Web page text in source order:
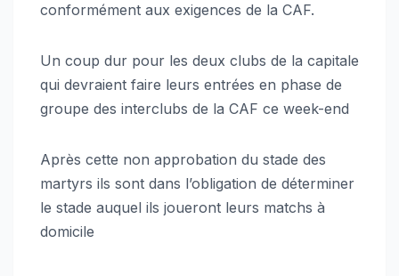
conformément aux exigences de la CAF.
Un coup dur pour les deux clubs de la capitale
qui devraient faire leurs entrées en phase de
groupe des interclubs de la CAF ce week-end
Après cette non approbation du stade des
martyrs ils sont dans l’obligation de déterminer
le stade auquel ils joueront leurs matchs à
domicile